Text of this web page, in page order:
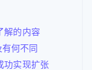
解的内容
何不同
功实现扩张